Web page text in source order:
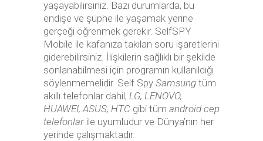
yaşayabilirsiniz. Bazı durumlarda, bu
endişe ve şüphe ile yaşamak yerine
gerçeği öğrenmek gerekir. SelfSPY
Mobile ile kafanıza takılan soru işaretlerini
giderebilirsiniz. İlişkilerin sağlıklı bir şekilde
sonlanabilmesi için programın kullanıldığı
söylenmemelidir. Self Spy Samsung tüm
akıllı telefonlar dahil, LG, LENOVO,
HUAWEI, ASUS, HTC gibi tüm android cep
telefonlar ile uyumludur ve Dünya’nın her
yerinde çalışmaktadır.